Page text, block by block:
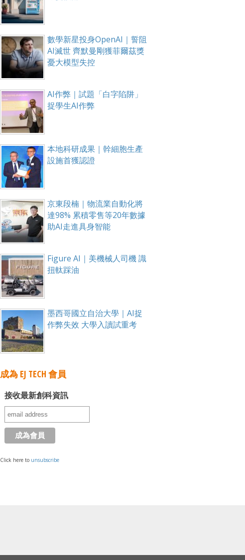
數學新星投身OpenAI｜誓阻
AI滅世 齊默曼剛獲菲爾茲獎
憂大模型失控
AI作弊｜試題「白字陷阱」
捉學生AI作弊
本地科研成果｜幹細胞生產
設施首獲認證
京東段楠｜物流業自動化將
達98% 累積零售等20年數據
助AI走進具身智能
Figure AI｜美機械人司機 識
扭軚踩油
墨西哥國立自治大學｜AI捉
作弊失效 大學入讀試重考
成為 EJ TECH 會員
接收最新創科資訊
Click here to unsubscribe